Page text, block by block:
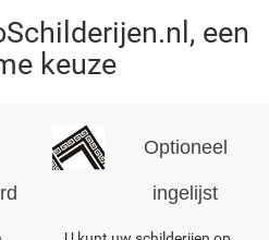
een
keuze
Optioneel
ingelijst